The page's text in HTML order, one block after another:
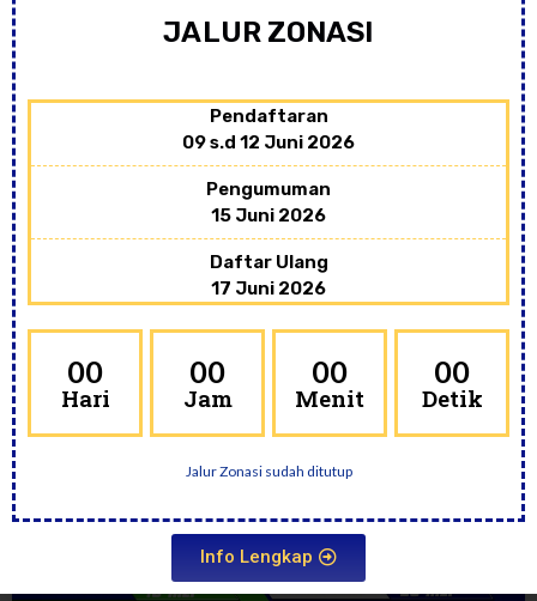
Narahubung Via WhatsApp ( Jam Kerja ) :
PENERIMAAN PESERTA
DIDIK BARU (PPDB) 2023-
2024
JALUR ZONASI
Pendaftaran
09 s.d 12 Juni 2026
Pengumuman
15 Juni 2026
Daftar Ulang
17 Juni 2026
00
Hari
00
Jam
00
Menit
00
Detik
Jalur Zonasi sudah ditutup
Info Lengkap